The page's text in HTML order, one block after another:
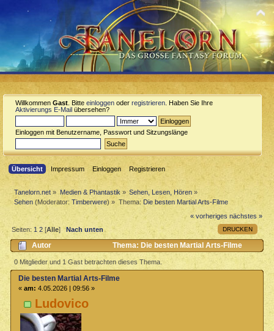
Willkommen Gast . Bitte einloggen oder registrieren . Haben Sie Ihre
Aktivierungs E-Mail übersehen?
Einloggen mit Benutzername, Passwort und Sitzungslänge
Übersicht Impressum Einloggen Registrieren
Tanelorn.net » Medien & Phantastik » Sehen, Lesen, Hören »
Sehen (Moderator:Timberwere) » Thema: Die besten Martial Arts-Filme
« vorheriges nächstes »
DRUCKEN
Seiten:1 2[Alle]Nach unten
Autor
Thema: Die besten Martial Arts-Filme
(Gelesen 2165 mal)
0 Mitglieder und 1 Gast betrachten dieses Thema.
Ludovico
Die besten Martial Arts-Filme
« am: 4.05.2026 | 09:56 »